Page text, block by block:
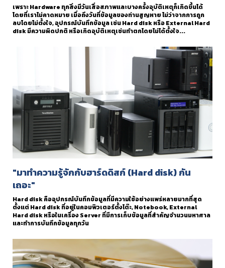
เพราะ Hardware ทุกสิ่งมีวันเสื่อสภาพและบางครั้งอุบัติเหตุก็เกิดขึ้นได้
โดยที่เราไม่คาดหมาย เมื่อถึงวันที่ข้อมูลของท่านสูญหาย ไม่ว่าจากการถูก
ลบโดยไม่ตั้งใจ, อุปกรณ์บันทึกข้อมูล เช่น Hard disk หรือ External Hard
disk มีความผิดปกติ หรือเกิดอุบัติเหตุเช่นทำตกโดยไม่ได้ตั้งใจ...
"มาทำความรู้จักกับฮาร์ดดิสก์ (Hard disk) กัน
เถอะ"
Hard disk คืออุปกรณ์บันทึกข้อมูลที่มีความใช้อย่างแพร่หลายมากที่สุด
ตั้งแต่ Hard disk ที่อยู่ในคอมพิวเตอร์ตั้งโต๊ะ, Notebook, External
Hard disk หรือในเครื่อง Server ที่มีการเก็บข้อมูลที่สำคัญจำนวนมหาศาล
และทำการบันทึกข้อมูลทุกวัน